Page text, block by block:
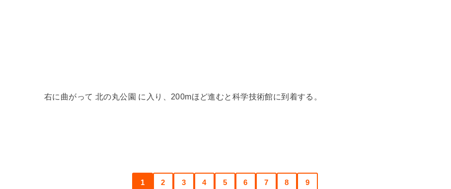
右に曲がって 北の丸公園 に入り、200mほど進むと科学技術館に到着する。
1 2 3 4 5 6 7 8 9